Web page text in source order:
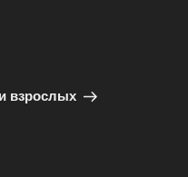
взрослых